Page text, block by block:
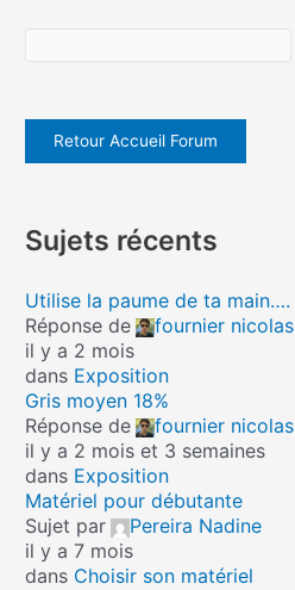
Retour Accueil Forum
Sujets récents
Utilise la paume de ta main….
Réponse de
fournier nicolas
il y a 2 mois
dans Exposition
Gris moyen 18%
Réponse de
fournier nicolas
il y a 2 mois et 3 semaines
dans Exposition
Matériel pour débutante
Sujet par
Pereira Nadine
il y a 7 mois
dans Choisir son matériel